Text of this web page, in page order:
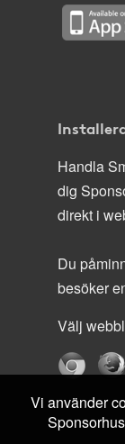
Handla
dig
direkt i
Du
besöker
Välj
Vi använder